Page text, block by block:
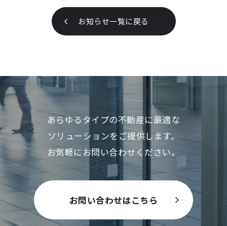
お知らせ一覧に戻る
あらゆるタイプの不動産に最適な
ソリューションをご提供します。
お気軽にお問い合わせください。
お問い合わせはこちら